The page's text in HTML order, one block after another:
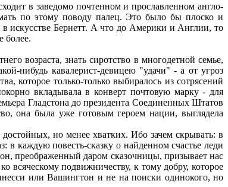
в заведомо почтенном и прославленном англо-
по этому поводу палец. Это было бы плоско и
искусстве Бернетт. А что до Америки и Англии, то
более.
возраста, знать сиротство в многодетной семье,
нибудь кавалерист-девицею "удачи" - а от угроз
которое только-только выбиралось из сотрясений
вкладывала в конверт почтовую марку - для
Гладстона до президента Соединенных Штатов
она была уже готовым героем нации, выглядела
достойных, но менее хватких. Ибо зачем скрывать: в
каждую повесть-сказку о найденном счастье леди
преображенный даром сказочницы, призывает нас
всяческому подвижничеству, к тому добру, которое
или Вашингтон и не на поиски одинокого, но